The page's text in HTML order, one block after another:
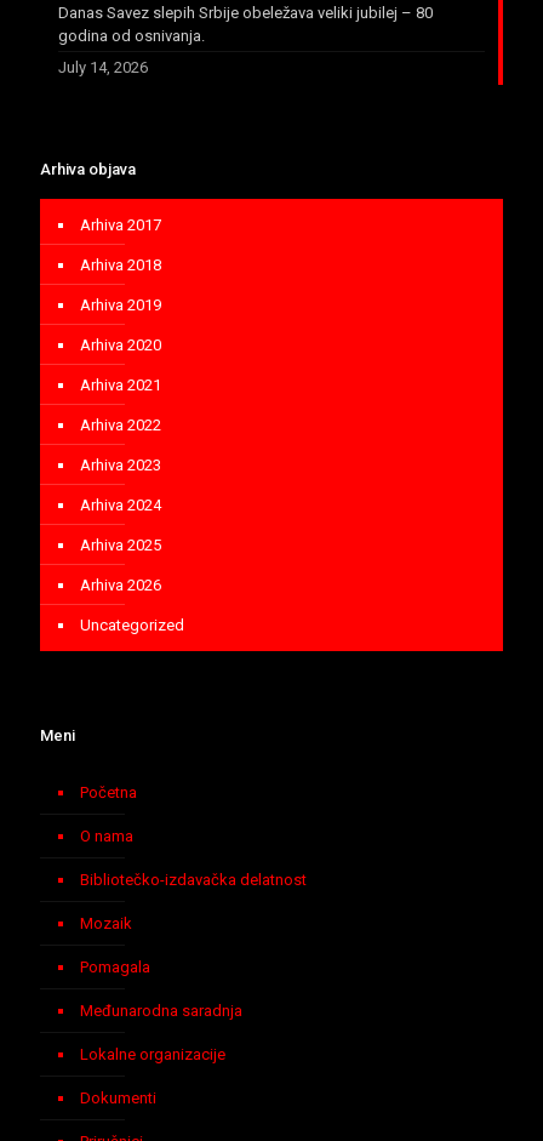
Danas Savez slepih Srbije obeležava veliki jubilej – 80
godina od osnivanja.
July 14, 2026
Arhiva objava
Arhiva 2017
Arhiva 2018
Arhiva 2019
Arhiva 2020
Arhiva 2021
Arhiva 2022
Arhiva 2023
Arhiva 2024
Arhiva 2025
Arhiva 2026
Uncategorized
Meni
Početna
O nama
Bibliotečko-izdavačka delatnost
Mozaik
Pomagala
Međunarodna saradnja
Lokalne organizacije
Dokumenti